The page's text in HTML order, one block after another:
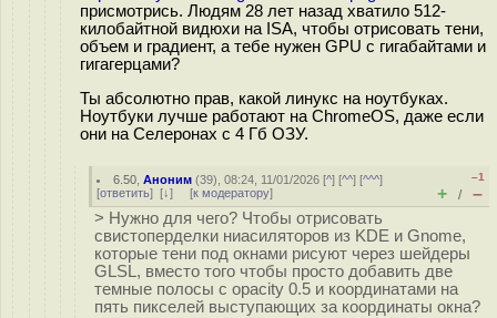
присмотрись. Людям 28 лет назад хватило 512-
килобайтной видюхи на ISA, чтобы отрисовать тени,
объем и градиент, а тебе нужен GPU с гигабайтами и
гигагерцами?
Ты абсолютно прав, какой линукс на ноутбуках.
Ноутбуки лучше работают на ChromeOS, даже если
они на Селеронах с 4 Гб ОЗУ.
6.50 ,Аноним (39), 08:24, 11/01/2026 [^] [^^] [^^^]
[ответить] [↓] [к модератору]
–1
+ / –
> Нужно для чего? Чтобы отрисовать
свистоперделки ниасиляторов из KDE и Gnome,
которые тени под окнами рисуют через шейдеры
GLSL, вместо того чтобы просто добавить две
темные полосы с opacity 0.5 и координатами на
пять пикселей выступающих за координаты окна?